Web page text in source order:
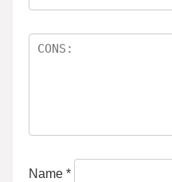
Name *